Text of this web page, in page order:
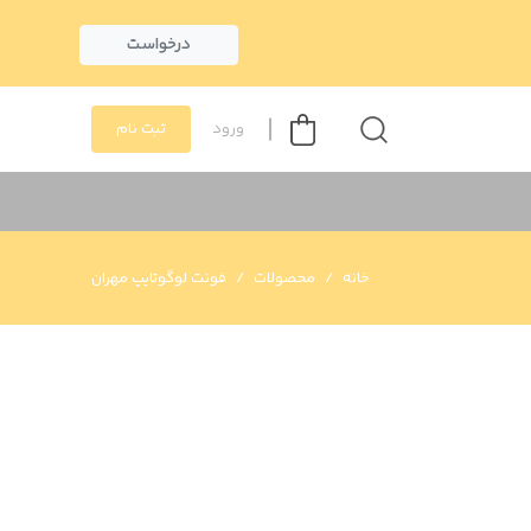
درخواست
ورود ثبت نام
خانه محصولات فونت لوگوتايپ مهران